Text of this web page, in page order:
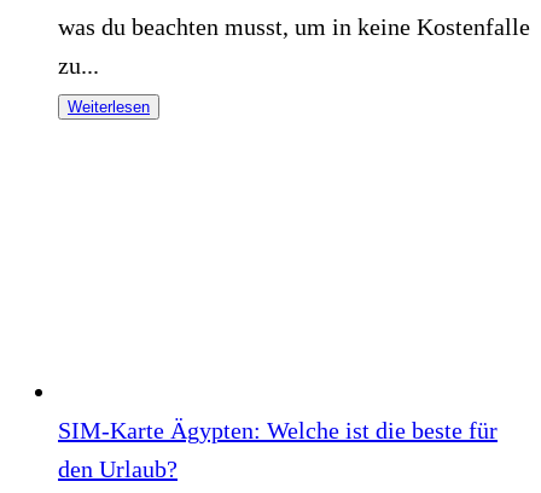
was du beachten musst, um in keine Kostenfalle
zu...
Weiterlesen
SIM-Karte Ägypten: Welche ist die beste für
den Urlaub?